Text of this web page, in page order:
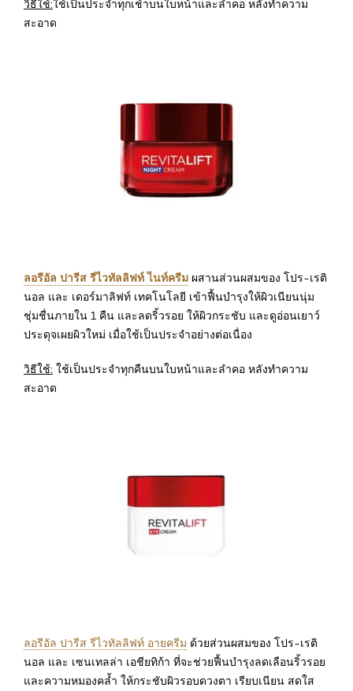
วิธีใช้:ใช้เป็นประจำทุกเช้าบนใบหน้าและลำคอ หลังทำความ
สะอาด
ลอรีอัล ปารีส รีไวทัลลิฟท์ ไนท์ครีม ผสานส่วนผสมของ โปร-เรติ
นอล และ เดอร์มาลิฟท์ เทคโนโลยี เข้าฟื้นบำรุงให้ผิวเนียนนุ่ม
ชุ่มชื่นภายใน 1 คืน และลดริ้วรอย ให้ผิวกระชับ และดูอ่อนเยาว์
ประดุจเผยผิวใหม่ เมื่อใช้เป็นประจำอย่างต่อเนื่อง
วิธีใช้: ใช้เป็นประจำทุกคืนบนใบหน้าและลำคอ หลังทำความ
สะอาด
ลอรีอัล ปารีส รีไวทัลลิฟท์ อายครีม ด้วยส่วนผสมของ โปร-เรติ
นอล และ เซนเทลล่า เอชียทิก้า ที่จะช่วยฟื้นบำรุงลดเลือนริ้วรอย
และความหมองคล้ำ ให้กระชับผิวรอบดวงตา เรียบเนียน สดใส